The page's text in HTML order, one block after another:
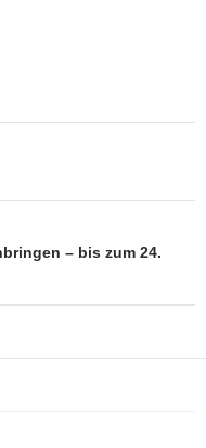
– bis zum 24.